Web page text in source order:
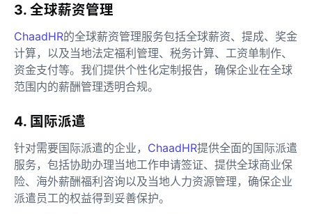
3. 全球薪资管理
ChaadHR的全球薪资管理服务包括全球薪资、提成、奖金
计算，以及当地法定福利管理、税务计算、工资单制作、
资金支付等。我们提供个性化定制报告，确保企业在全球
范围内的薪酬管理透明合规。
4. 国际派遣
针对需要国际派遣的企业， ChaadHR提供全面的国际派遣
服务，包括协助办理当地工作申请签证、提供全球商业保
险、海外薪酬福利咨询以及当地人力资源管理，确保企业
派遣员工的权益得到妥善保护。